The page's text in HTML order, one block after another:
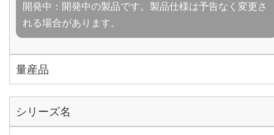
開発中：開発中の製品です。製品仕様は予告なく変更さ
れる場合があります。
量産品
シリーズ名